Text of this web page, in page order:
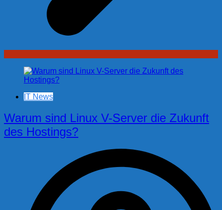
IT News
Warum sind Linux V-Server die Zukunft
des Hostings?